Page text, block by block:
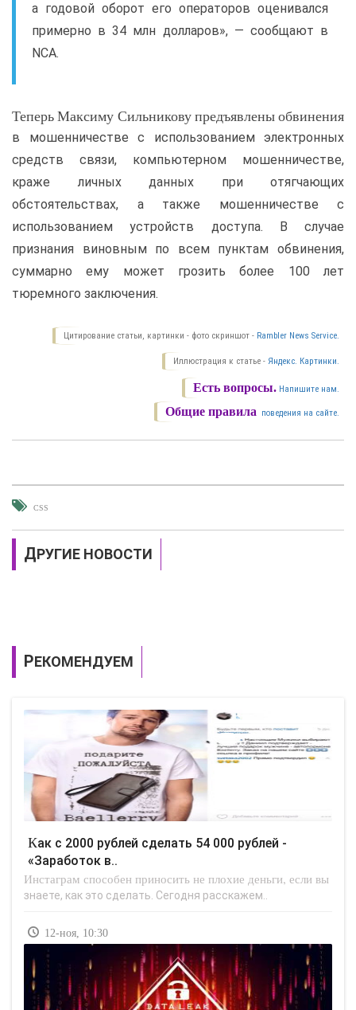
а годовой оборот его операторов оценивался
примерно в 34 млн долларов», — сообщают в
NCA.
Теперь Максиму Сильникову предъявлены обвинения
в мошенничестве с использованием электронных
средств связи, компьютерном мошенничестве,
краже личных данных при отягчающих
обстоятельствах, а также мошенничестве с
использованием устройств доступа. В случае
признания виновным по всем пунктам обвинения,
суммарно ему может грозить более 100 лет
тюремного заключения.
Цитирование статьи, картинки - фото скриншот - Rambler News Service.
Иллюстрация к статье - Яндекс. Картинки.
Есть вопросы. Напишите нам.
Общие правила поведения на сайте.
CSS
ДРУГИЕ НОВОСТИ
РЕКОМЕНДУЕМ
Как с 2000 рублей сделать 54 000 рублей -
«Заработок в..
Инстаграм способен приносить не плохие деньги, если вы
знаете, как это сделать. Сегодня расскажем..
12-ноя, 10:30